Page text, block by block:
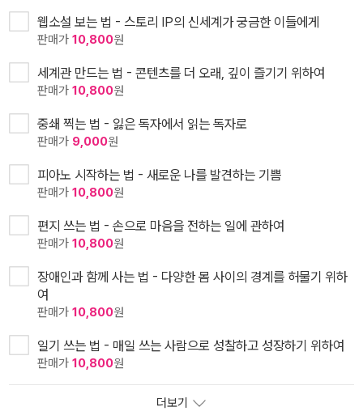
웹소설 보는 법 - 스토리 IP의 신세계가 궁금한 이들에게
판매가 10,800원
세계관 만드는 법 - 콘텐츠를 더 오래, 깊이 즐기기 위하여
판매가 10,800원
중쇄 찍는 법 - 잃은 독자에서 읽는 독자로
판매가 9,000원
피아노 시작하는 법 - 새로운 나를 발견하는 기쁨
판매가 10,800원
편지 쓰는 법 - 손으로 마음을 전하는 일에 관하여
판매가 10,800원
장애인과 함께 사는 법 - 다양한 몸 사이의 경계를 허물기 위하
여
판매가 10,800원
일기 쓰는 법 - 매일 쓰는 사람으로 성찰하고 성장하기 위하여
판매가 10,800원
더보기